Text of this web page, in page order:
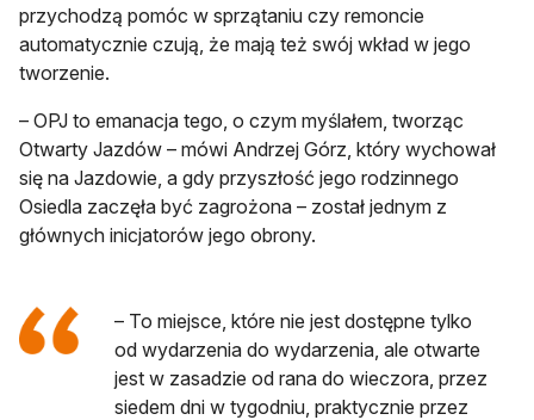
przychodzą pomóc w sprzątaniu czy remoncie
automatycznie czują, że mają też swój wkład w jego
tworzenie.
– OPJ to emanacja tego, o czym myślałem, tworząc
Otwarty Jazdów – mówi Andrzej Górz, który wychował
się na Jazdowie, a gdy przyszłość jego rodzinnego
Osiedla zaczęła być zagrożona – został jednym z
głównych inicjatorów jego obrony.
– To miejsce, które nie jest dostępne tylko
od wydarzenia do wydarzenia, ale otwarte
jest w zasadzie od rana do wieczora, przez
siedem dni w tygodniu, praktycznie przez